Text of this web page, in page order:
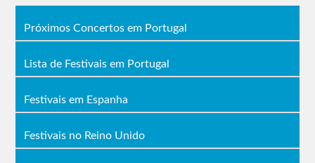
Próximos Concertos em Portugal
Lista de Festivais em Portugal
Festivais em Espanha
Festivais no Reino Unido